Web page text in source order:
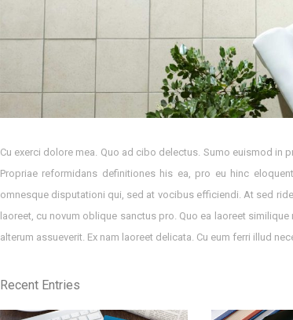
Cu exerci dolore mea. Quo ad cibo delectus. Sumo euismod in
Propriae reformidans definitiones his ea, pro eu hinc
omnesque disputationi qui, sed at vocibus efficiendi. At sed
laoreet, cu novum oblique sanctus pro. Quo ea laoreet
alterum assueverit. Ex nam laoreet delicata. Cu eum ferri illud
Recent Entries